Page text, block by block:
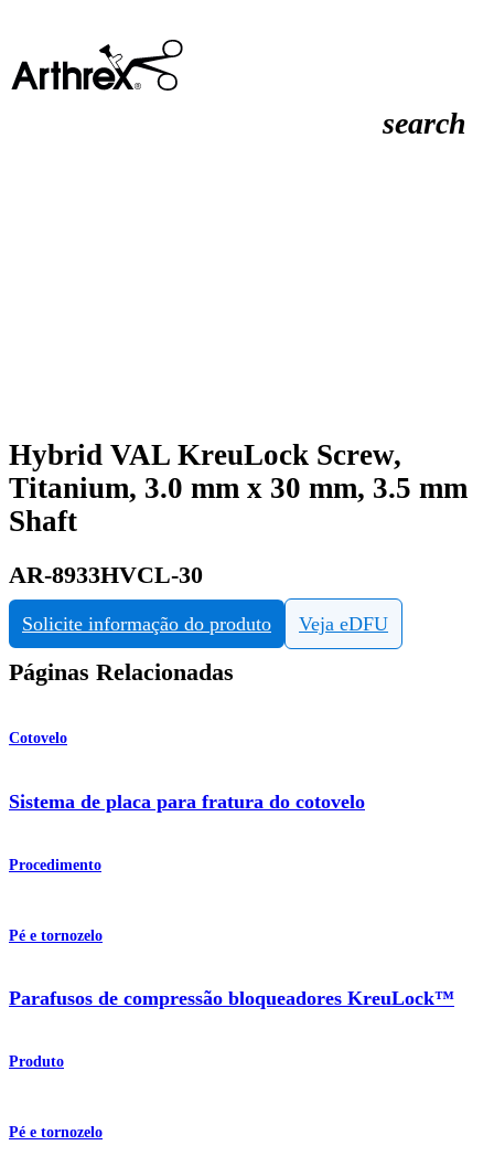
search
Hybrid VAL KreuLock Screw,
Titanium, 3.0 mm x 30 mm, 3.5 mm
Shaft
AR-8933HVCL-30
Solicite informação do produto Veja eDFU
Páginas Relacionadas
Cotovelo
Sistema de placa para fratura do cotovelo
Procedimento
Pé e tornozelo
Parafusos de compressão bloqueadores KreuLock™
Produto
Pé e tornozelo